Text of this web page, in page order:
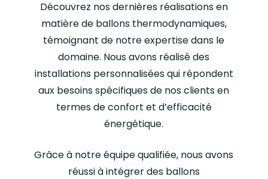
Découvrez nos dernières réalisations en
matière de ballons thermodynamiques,
témoignant de notre expertise dans le
domaine. Nous avons réalisé des
installations personnalisées qui répondent
aux besoins spécifiques de nos clients en
termes de confort et d’efficacité
énergétique.
Grâce à notre équipe qualifiée, nous avons
réussi à intégrer des ballons